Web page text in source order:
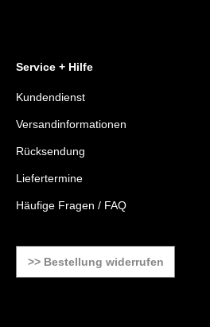
Service + Hilfe
Kundendienst
Versandinformationen
Rücksendung
Liefertermine
Häufige Fragen / FAQ
>> Bestellung widerrufen